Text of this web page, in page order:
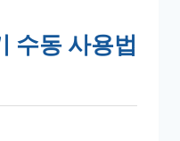
수동 사용법